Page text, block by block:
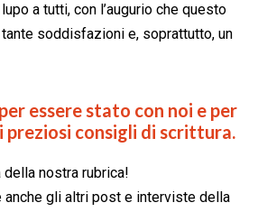
a tutti, con l’augurio che questo
soddisfazioni e, soprattutto, un
essere stato con noi e per
consigli di scrittura.
nostra rubrica!
anche gli altri post e interviste della